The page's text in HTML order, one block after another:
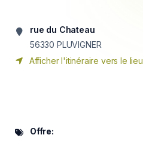
rue du Chateau
56330 PLUVIGNER
Afficher l'itinéraire vers le lieu
Offre: